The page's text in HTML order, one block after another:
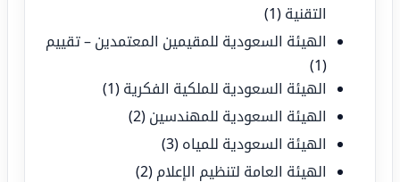
التقنية (1)
الهيئة السعودية للمقيمين المعتمدين – تقييم
(1)
الهيئة السعودية للملكية الفكرية (1)
الهيئة السعودية للمهندسين (2)
الهيئة السعودية للمياه (3)
الهيئة العامة لتنظيم الإعلام (2)